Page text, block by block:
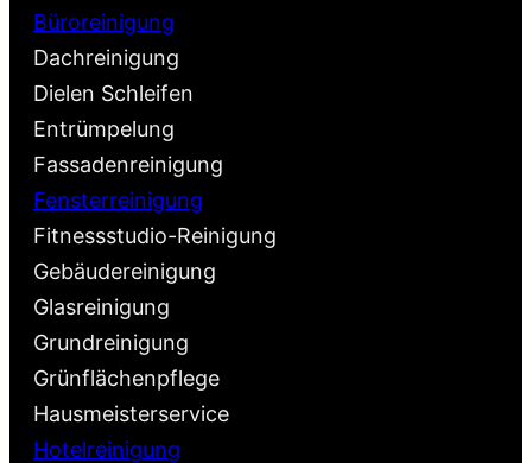
Büroreinigung
Dachreinigung
Dielen Schleifen
Entrümpelung
Fassadenreinigung
Fensterreinigung
Fitnessstudio-Reinigung
Gebäudereinigung
Glasreinigung
Grundreinigung
Grünflächenpflege
Hausmeisterservice
Hotelreinigung